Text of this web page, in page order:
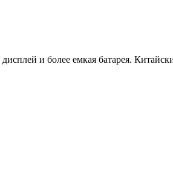
и более емкая батарея.